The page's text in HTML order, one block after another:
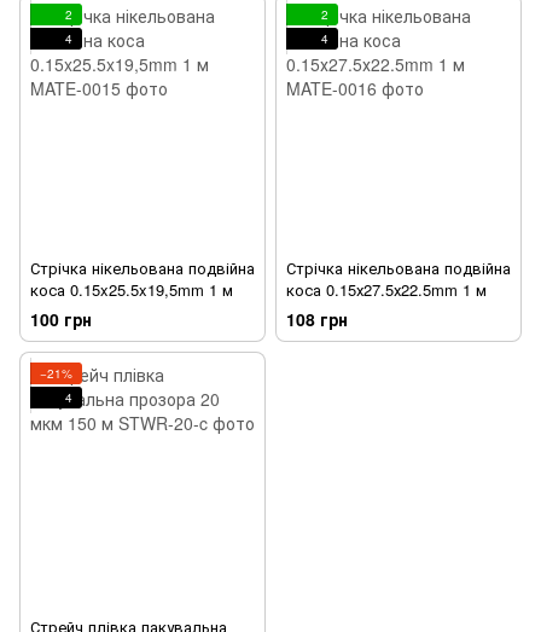
2
4
Стрічка нікельована подвійна
коса 0.15x25.5x19,5mm 1 м
100 грн
2
4
Стрічка нікельована подвійна
коса 0.15х27.5х22.5mm 1 м
108 грн
−21%
4
Стрейч плівка пакувальна